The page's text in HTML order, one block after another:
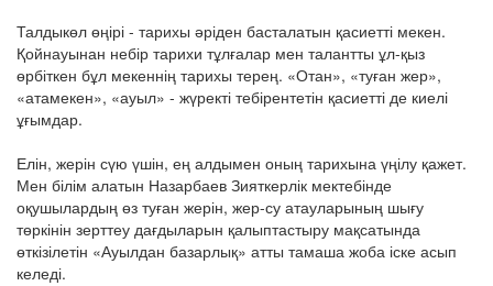
Талдыкөл өңірі - тарихы әріден басталатын қасиетті мекен.
Қойнауынан небір тарихи тұлғалар мен талантты ұл-қыз
өрбіткен бұл мекеннің тарихы терең. «Отан», «туған жер»,
«атамекен», «ауыл» - жүректі тебірентетін қасиетті де киелі
ұғымдар.
Елін, жерін сүю үшін, ең алдымен оның тарихына үңілу қажет.
Мен білім алатын Назарбаев Зияткерлік мектебінде
оқушылардың өз туған жерін, жер-су атауларының шығу
төркінін зерттеу дағдыларын қалыптастыру мақсатында
өткізілетін «Ауылдан базарлық» атты тамаша жоба іске асып
келеді.